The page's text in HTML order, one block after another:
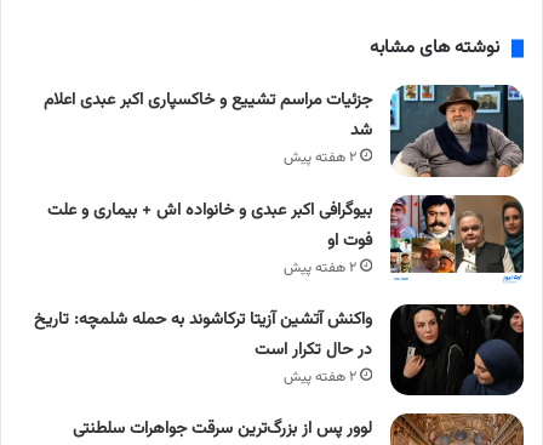
نوشته های مشابه
جزئیات مراسم تشییع و خاکسپاری اکبر عبدی اعلام
شد
۲ هفته پیش
بیوگرافی اکبر عبدی و خانواده اش + بیماری و علت
فوت او
۲ هفته پیش
واکنش آتشین آزیتا ترکاشوند به حمله شلمچه: تاریخ
در حال تکرار است
۲ هفته پیش
لوور پس از بزرگ‌ترین سرقت جواهرات سلطنتی